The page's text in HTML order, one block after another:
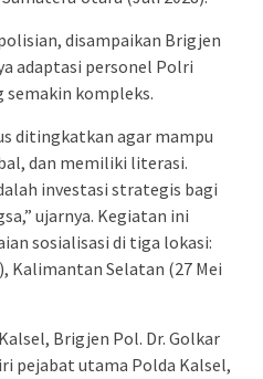
disampaikan Brigjen
adaptasi personel Polri
semakin kompleks.
ditingkatkan agar mampu
dan memiliki literasi.
investasi strategis bagi
ujarnya. Kegiatan ini
sosialisasi di tiga lokasi:
Kalimantan Selatan (27 Mei
Brigjen Pol. Dr. Golkar
pejabat utama Polda Kalsel,